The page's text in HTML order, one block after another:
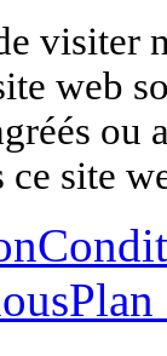
visiter
web
ce site
Plan